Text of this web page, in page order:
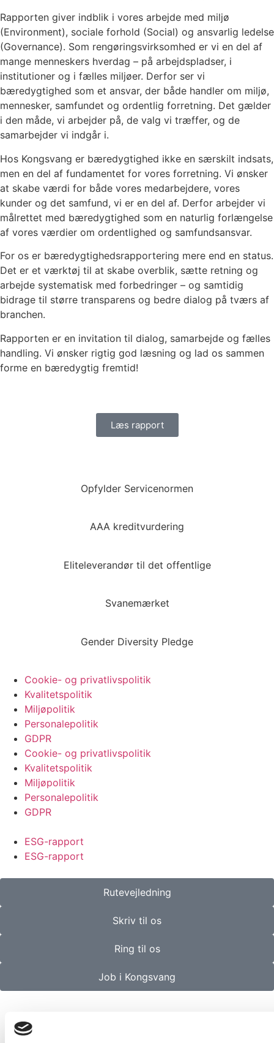
Rapporten giver indblik i vores arbejde med miljø
(Environment), sociale forhold (Social) og ansvarlig ledelse
(Governance). Som rengøringsvirksomhed er vi en del af
mange menneskers hverdag – på arbejdspladser, i
institutioner og i fælles miljøer. Derfor ser vi
bæredygtighed som et ansvar, der både handler om miljø,
mennesker, samfundet og ordentlig forretning. Det gælder
i den måde, vi arbejder på, de valg vi træffer, og de
samarbejder vi indgår i.
Hos Kongsvang er bæredygtighed ikke en særskilt indsats,
men en del af fundamentet for vores forretning. Vi ønsker
at skabe værdi for både vores medarbejdere, vores
kunder og det samfund, vi er en del af. Derfor arbejder vi
målrettet med bæredygtighed som en naturlig forlængelse
af vores værdier om ordentlighed og samfundsansvar.
For os er bæredygtighedsrapportering mere end en status.
Det er et værktøj til at skabe overblik, sætte retning og
arbejde systematisk med forbedringer – og samtidig
bidrage til større transparens og bedre dialog på tværs af
branchen.
Rapporten er en invitation til dialog, samarbejde og fælles
handling. Vi ønsker rigtig god læsning og lad os sammen
forme en bæredygtig fremtid!
Læs rapport
Opfylder Servicenormen
AAA kreditvurdering
Eliteleverandør til det offentlige
Svanemærket
Gender Diversity Pledge
Cookie- og privatlivspolitik
Kvalitetspolitik
Miljøpolitik
Personalepolitik
GDPR
Cookie- og privatlivspolitik
Kvalitetspolitik
Miljøpolitik
Personalepolitik
GDPR
ESG-rapport
ESG-rapport
Rutevejledning
Skriv til os
Ring til os
Job i Kongsvang